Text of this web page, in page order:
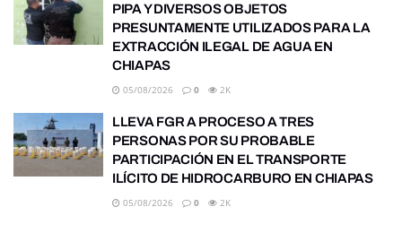
PIPA Y DIVERSOS OBJETOS
PRESUNTAMENTE UTILIZADOS PARA LA
EXTRACCIÓN ILEGAL DE AGUA EN
CHIAPAS
05/08/2026 0 2K
LLEVA FGR A PROCESO A TRES
PERSONAS POR SU PROBABLE
PARTICIPACIÓN EN EL TRANSPORTE
ILÍCITO DE HIDROCARBURO EN CHIAPAS
05/08/2026 0 2K